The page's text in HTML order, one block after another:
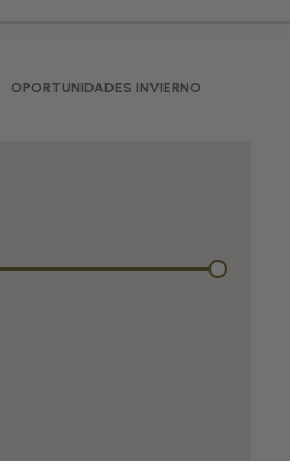
OPORTUNIDADES INVIERNO